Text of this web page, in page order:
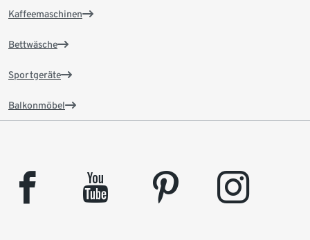
Kaffeemaschinen
Bettwäsche
Sportgeräte
Balkonmöbel
facebook youtube pinterest instagram